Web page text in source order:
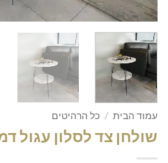
עמוד הבית / כל הרהיטים
שולחן צד לסלון עגול